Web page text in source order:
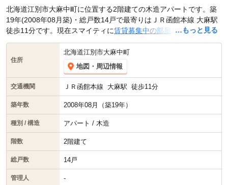
…もっと見る
北海道江別市大麻中町に位置する2階建ての木造アパートです。築
19年(2008年08月築)・総戸数14戸で最寄りはＪＲ函館本線 大麻駅
徒歩11分です。現在スマイティに賃貸募集中の部屋が10件(1K)掲載
されています。
住所
北海道江別市大麻中町
地図・周辺情報
交通機関 ＪＲ函館本線 大麻駅 徒歩11分
築年数 2008年08月（築19年）
種別 / 構造 アパート / 木造
階数 2階建て
総戸数 14戸
管理人 -